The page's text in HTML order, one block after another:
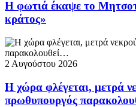
Η φωτιά έκαψε το
κράτος»
2 Αυγούστου 2026
Η χώρα φλέγεται, μετρά
πρωθυπουργός